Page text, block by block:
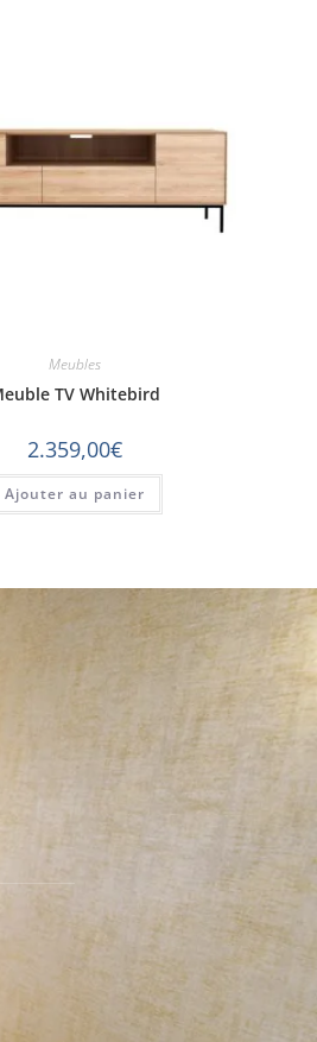
Meubles
TV Whitebird
2.359,00€
Ajouter au panier